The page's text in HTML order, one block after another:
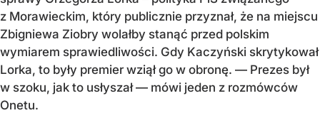
z Morawieckim, który publicznie przyznał, że na miejscu
Zbigniewa Ziobry wolałby stanąć przed polskim
wymiarem sprawiedliwości. Gdy Kaczyński skrytykował
Lorka, to były premier wziął go w obronę. — Prezes był
w szoku, jak to usłyszał — mówi jeden z rozmówców
Onetu.